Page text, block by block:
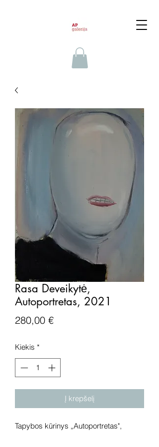
Rasa Deveikytė,
Autoportretas, 2021
280,00 €Price
Kiekis *
Į krepšelį
Tapybos kūrinys „Autoportretas",